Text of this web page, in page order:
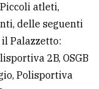
atleti,
delle seguenti
Palazzetto:
2B, OSGB
Polisportiva